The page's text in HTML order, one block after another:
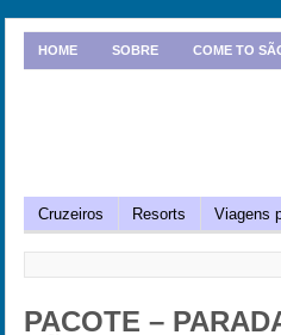
HOME SOBRE COME TO
Cruzeiros Resorts Viagens
PACOTE –